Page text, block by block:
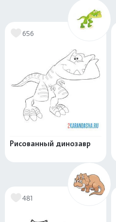
656
Рисованный динозавр
481